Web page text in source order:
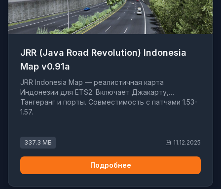
JRR (Java Road Revolution) Indonesia
Map v0.91a
JRR Indonesia Map — реалистичная карта
Индонезии для ETS2. Включает Джакарту,
Тангеранг и порты. Совместимость с патчами 1.53-
1.57.
337.3 МБ 11.12.2025
Подробнее